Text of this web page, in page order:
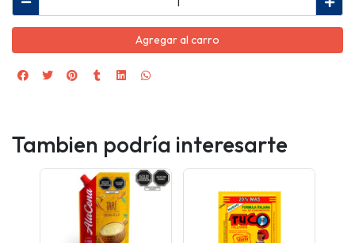
Agregar al carro
Tambien podría interesarte